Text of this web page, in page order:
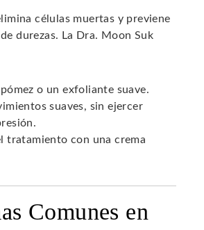
células muertas y previene
durezas. La Dra. Moon Suk
o un exfoliante suave.
suaves, sin ejercer
tratamiento con una crema
Comunes en